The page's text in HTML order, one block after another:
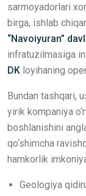
sarmoyadorlari
birga, ishlab
“Navoiyuran”
infratuzilmasiga
DK loyihaning
Bundan tashqari,
yirik kompaniya
boshlanishini
qo‘shimcha
hamkorlik
Geologiya